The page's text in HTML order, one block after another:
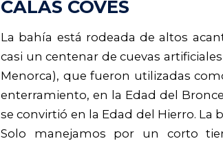
CALAS COVES
La bahía está rodeada de altos
casi un centenar de cuevas
Menorca), que fueron utilizadas
enterramiento, en la Edad del
se convirtió en la Edad del Hierro. La
Solo manejamos por un corto